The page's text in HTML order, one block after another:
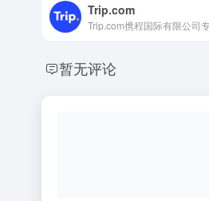
Trip.com
暂无评论